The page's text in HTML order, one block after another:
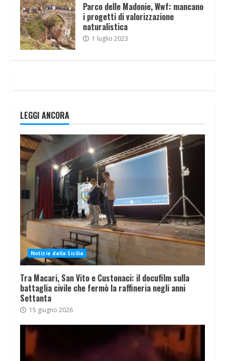
Parco delle Madonie, Wwf: mancano
i progetti di valorizzazione
naturalistica
1 luglio 2023
LEGGI ANCORA
Notizie dalla Sicilia
Tra Macari, San Vito e Custonaci: il docufilm sulla
battaglia civile che fermò la raffineria negli anni
Settanta
15 giugno 2026